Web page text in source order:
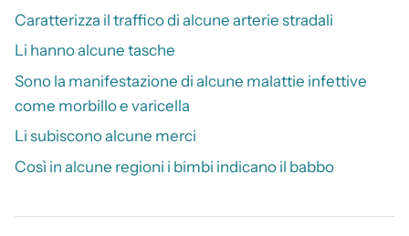
Caratterizza il traffico di alcune arterie stradali
Li hanno alcune tasche
Sono la manifestazione di alcune malattie infettive
come morbillo e varicella
Li subiscono alcune merci
Così in alcune regioni i bimbi indicano il babbo